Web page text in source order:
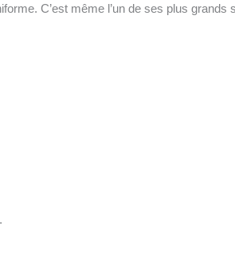
C’est même l’un de ses plus grands